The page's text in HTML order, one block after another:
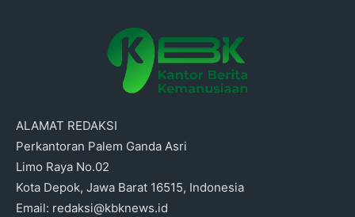
ALAMAT REDAKSI
Perkantoran Palem Ganda Asri
Limo Raya No.02
Kota Depok, Jawa Barat 16515, Indonesia
Email: redaksi@kbknews.id